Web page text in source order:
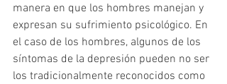
manera en que los hombres manejan y
expresan su sufrimiento psicológico. En
el caso de los hombres, algunos de los
síntomas de la depresión pueden no ser
los tradicionalmente reconocidos como